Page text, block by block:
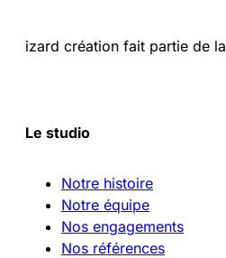
izard création fait partie de la
Le studio
Notre histoire
Notre équipe
Nos engagements
Nos références